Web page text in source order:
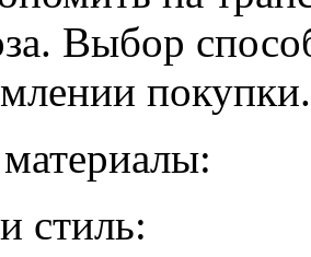
Выбор
покупки.